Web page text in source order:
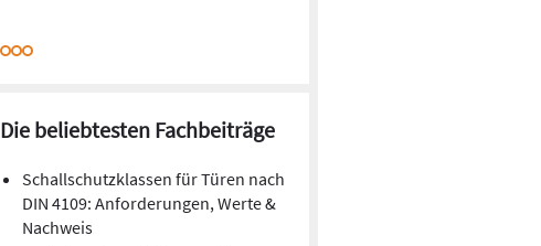
Die beliebtesten Fachbeiträge
Schallschutzklassen für Türen nach
DIN 4109: Anforderungen, Werte &
Nachweis